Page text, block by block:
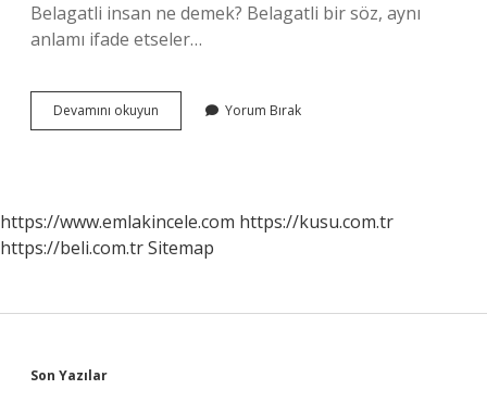
Belagatli insan ne demek? Belagatli bir söz, aynı
anlamı ifade etseler…
Devamını okuyun
Terimi
Yorum Bırak
https://www.emlakincele.com https://kusu.com.tr
https://beli.com.trSitemap
Sidebar
Son Yazılar